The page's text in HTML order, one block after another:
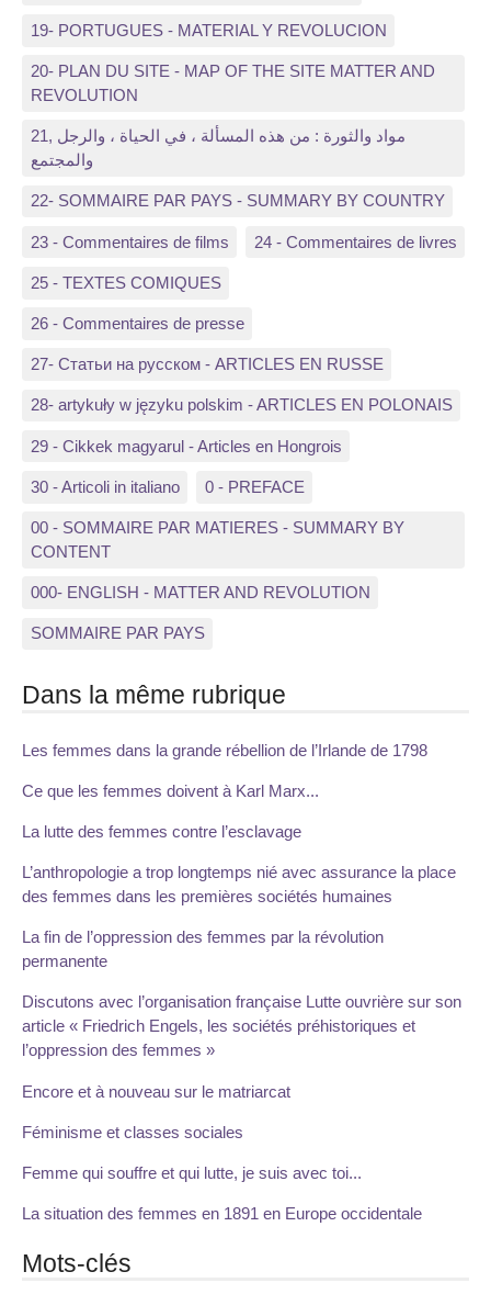
19- PORTUGUES - MATERIAL Y REVOLUCION
20- PLAN DU SITE - MAP OF THE SITE MATTER AND
REVOLUTION
21, مواد والثورة : من هذه المسألة ، في الحياة ، والرجل
والمجتمع
22- SOMMAIRE PAR PAYS - SUMMARY BY COUNTRY
23 - Commentaires de films 24 - Commentaires de livres
25 - TEXTES COMIQUES
26 - Commentaires de presse
27- Статьи на русском - ARTICLES EN RUSSE
28- artykuły w języku polskim - ARTICLES EN POLONAIS
29 - Cikkek magyarul - Articles en Hongrois
30 - Articoli in italiano 0 - PREFACE
00 - SOMMAIRE PAR MATIERES - SUMMARY BY
CONTENT
000- ENGLISH - MATTER AND REVOLUTION
SOMMAIRE PAR PAYS
Dans la même rubrique
Les femmes dans la grande rébellion de l’Irlande de 1798
Ce que les femmes doivent à Karl Marx...
La lutte des femmes contre l’esclavage
L’anthropologie a trop longtemps nié avec assurance la place
des femmes dans les premières sociétés humaines
La fin de l’oppression des femmes par la révolution
permanente
Discutons avec l’organisation française Lutte ouvrière sur son
article « Friedrich Engels, les sociétés préhistoriques et
l’oppression des femmes »
Encore et à nouveau sur le matriarcat
Féminisme et classes sociales
Femme qui souffre et qui lutte, je suis avec toi...
La situation des femmes en 1891 en Europe occidentale
Mots-clés